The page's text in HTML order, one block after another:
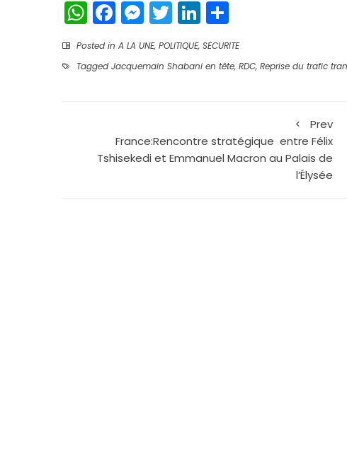
WhatsApp
Facebook
Messenger
TwitterLinkedIn
Posted in A LA UNE, POLITIQUE, SECURITE
Tagged Jacquemain Shabani en tête, RDC, Reprise du trafic
Prev
France:Rencontre stratégique entre Félix
Tshisekedi et Emmanuel Macron au Palais de
l’Élysée